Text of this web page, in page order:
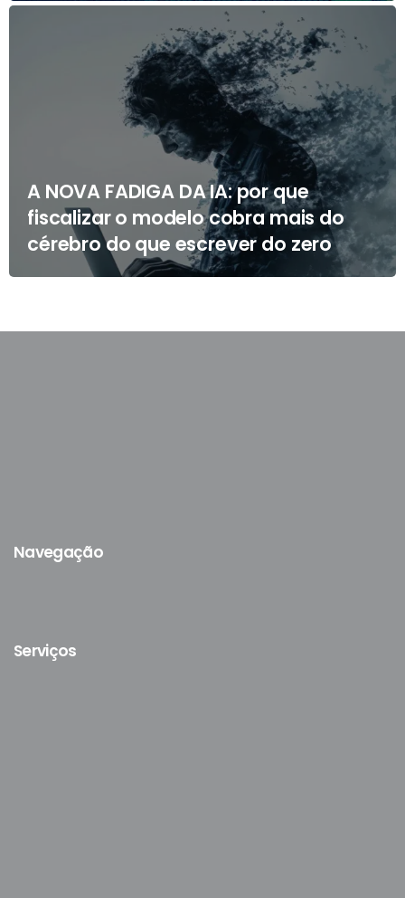
A NOVA FADIGA DA IA: por que
fiscalizar o modelo cobra mais do
cérebro do que escrever do zero
Navegação
Serviços